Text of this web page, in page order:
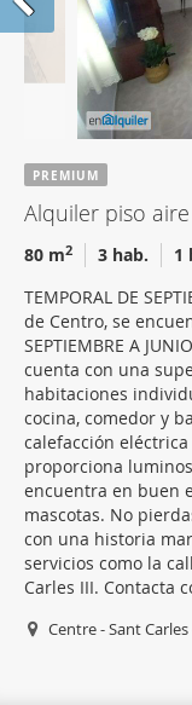
PREMIUM
Alquiler piso
80 m2 3 hab.
1
TEMPORAL DE
de Centro, se
SEPTIEMBRE A
cuenta con una
habitaciones
cocina, comedor y
calefacción
proporciona
encuentra en buen
mascotas. No
con una historia
servicios como la
Carles III. Contacta
Centre - Sant